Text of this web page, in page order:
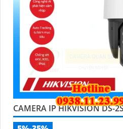
CAMERA IP HIKVISION DS-